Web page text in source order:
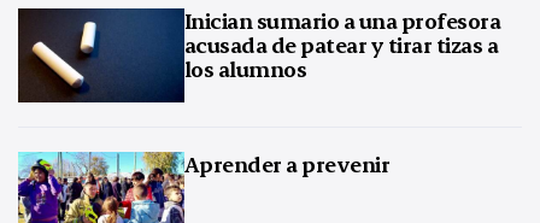
Inician sumario a una profesora
acusada de patear y tirar tizas a
los alumnos
Aprender a prevenir